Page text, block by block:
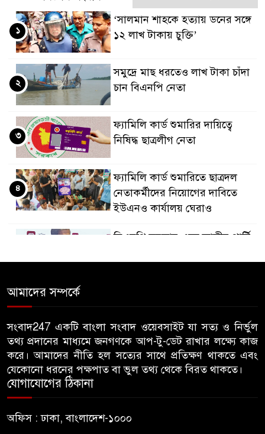
‘সালমান শাহকে হত্যায় ডনের সঙ্গে
১২ লাখ টাকায় চুক্তি’
১
সমু‌দ্রে মাছ ধরতেও লাখ টাকা চাঁদা
চান বিএনপি নেতা
২
ফ্যামিলি কার্ড শুমারির দায়িত্বে
নিষিদ্ধ ছাত্রলীগ নেতা
৩
ফ্যামিলি কার্ড শুমারিতে ছাত্রদল
নেতাকর্মীদের নিয়োগের দাবিতে
ইউএনও কার্যালয় ঘেরাও
৪
বিএনপি সরকার এলে জাতীয় পার্টি
৬
কল-কারখানা স্থাপন করে উপকূলের
বেকার সমস্যা সমাধান করা হবে:
প্রধানমন্ত্রী
৭
জুলাই জাদুঘরে সীমান্ত হত্যা ও
৮
আমাদের সম্পর্কে
সংবাদ247 একটি বাংলা সংবাদ ওয়েবসাইট যা সত্য ও নির্ভুল
তথ্য প্রদানের মাধ্যমে জনগণকে আপ-টু-ডেট রাখার লক্ষ্যে কাজ
করে। আমাদের নীতি হল সত্যের সাথে প্রতিক্ষণ থাকতে এবং
যেকোনো ধরনের পক্ষপাত বা ভুল তথ্য থেকে বিরত থাকতে।
যোগাযোগের ঠিকানা
অফিস : ঢাকা, বাংলাদেশ-১০০০